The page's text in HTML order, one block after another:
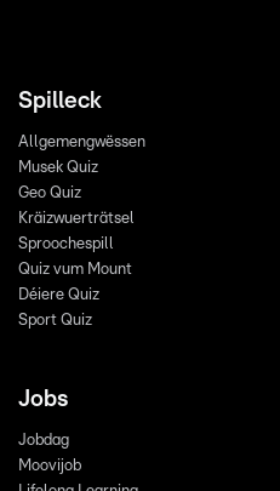
Spilleck
Allgemengwëssen
Musek Quiz
Geo Quiz
Kräizwuerträtsel
Sproochespill
Quiz vum Mount
Déiere Quiz
Sport Quiz
Jobs
Jobdag
Moovijob